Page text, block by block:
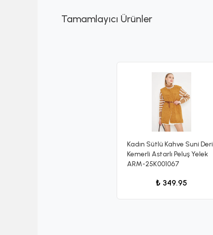
Tamamlayıcı Ürünler
Kadın Sütlü Kahve Suni Deri
Kemerli Astarlı Peluş Yelek
ARM-25K001067
₺ 349.95